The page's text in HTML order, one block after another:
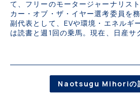
て、フリーのモータージャーナリス
カー・オブ・ザ・イヤー選考委員を
副代表として、EVや環境・エネルギ
は読書と週1回の乗馬。現在、日産サ
Naotsugu Mihoriの